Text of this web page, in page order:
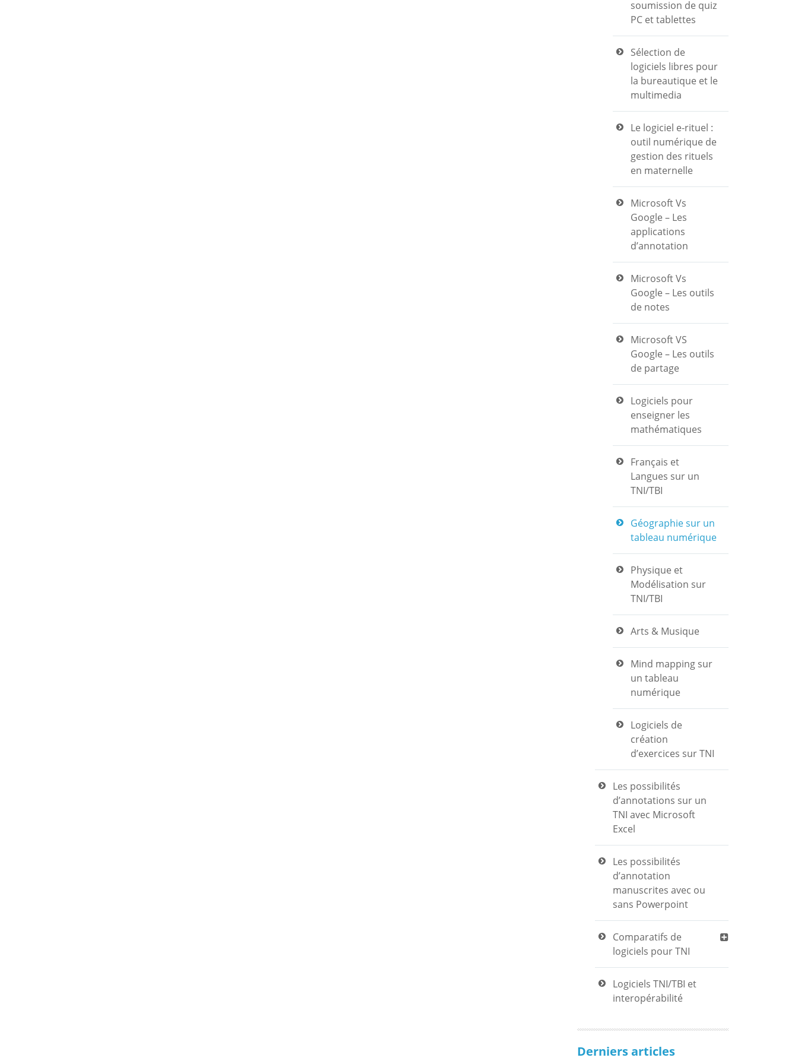
soumission de quiz
PC et tablettes
Sélection de
logiciels libres pour
la bureautique et le
multimedia
Le logiciel e-rituel :
outil numérique de
gestion des rituels
en maternelle
Microsoft Vs
Google – Les
applications
d’annotation
Microsoft Vs
Google – Les outils
de notes
Microsoft VS
Google – Les outils
de partage
Logiciels pour
enseigner les
mathématiques
Français et
Langues sur un
TNI/TBI
Géographie sur un
tableau numérique
Physique et
Modélisation sur
TNI/TBI
Arts & Musique
Mind mapping sur
un tableau
numérique
Logiciels de
création
d’exercices sur TNI
Les possibilités
d’annotations sur un
TNI avec Microsoft
Excel
Les possibilités
d’annotation
manuscrites avec ou
sans Powerpoint
Comparatifs de
logiciels pour TNI
Logiciels TNI/TBI et
interopérabilité
Derniers articles